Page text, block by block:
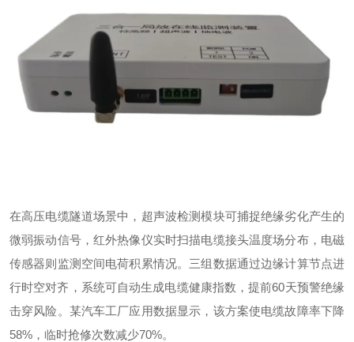
在高压电缆隧道场景中，超声波检测模块可捕捉绝缘劣化产生的
微弱振动信号，红外热像仪实时扫描电缆接头温度场分布，电磁
传感器则监测空间电荷积累情况。三组数据通过边缘计算节点进
行时空对齐，系统可自动生成电缆健康指数，提前60天预警绝缘
击穿风险。某汽车工厂应用数据显示，该方案使电缆故障率下降
58% ，临时抢修次数减少70%。